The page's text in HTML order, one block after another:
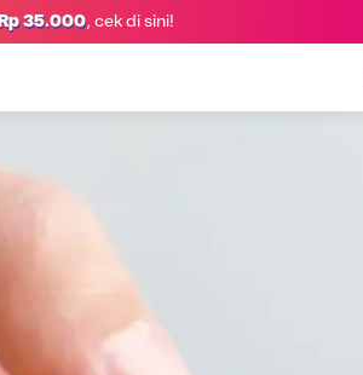
Rp 35.000, cek di sini!